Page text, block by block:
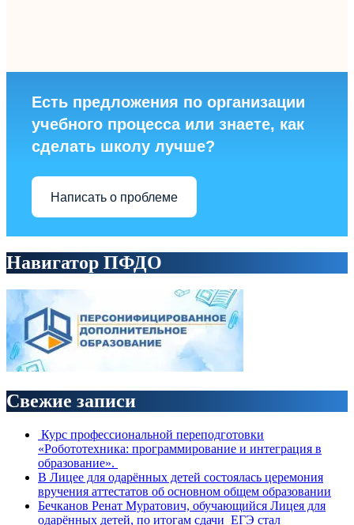
Есть предложения по организации
учебного процесса или знаете, как
сделать школу лучше?
Написать о проблеме
Навигатор ПФДО
Свежие записи
Курс профессиональной переподготовки
«Робототехника: программирование и интеграция в
образование».
В Лицее для одарённых детей состоялась церемония
вручения аттестатов об основном общем образовании
Бечканов Ренат Муратович, обучающийся Лицея для
одарённых детей, по итогам сдачи ЕГЭ стал